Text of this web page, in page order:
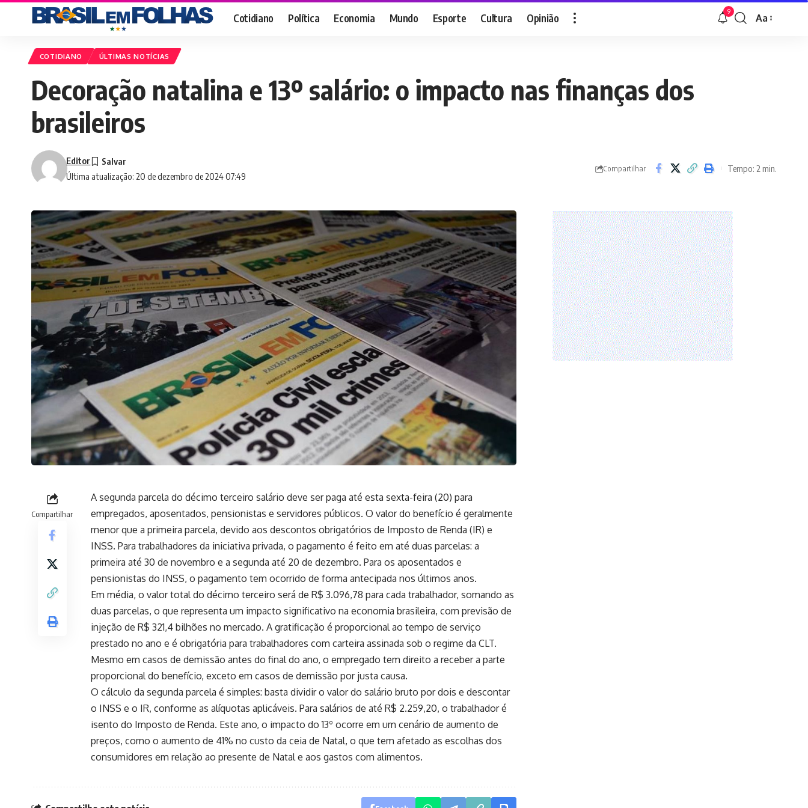
Cotidiano Política Economia Mundo Esporte Cultura Opinião 9
Font
Aa
COTIDIANO ÚLTIMAS NOTÍCIAS
Decoração natalina e 13º salário: o impacto nas finanças dos
brasileiros
Última atualização: 20 de dezembro de 2024 07:49
Editor
Compartilhar Tempo: 2 min.
Compartilhar
A segunda parcela do décimo terceiro salário deve ser paga até esta sexta-feira (20) para
empregados, aposentados, pensionistas e servidores públicos. O valor do benefício é geralmente
menor que a primeira parcela, devido aos descontos obrigatórios de Imposto de Renda (IR) e
INSS. Para trabalhadores da iniciativa privada, o pagamento é feito em até duas parcelas: a
primeira até 30 de novembro e a segunda até 20 de dezembro. Para os aposentados e
pensionistas do INSS, o pagamento tem ocorrido de forma antecipada nos últimos anos.
Em média, o valor total do décimo terceiro será de R$ 3.096,78 para cada trabalhador, somando as
duas parcelas, o que representa um impacto significativo na economia brasileira, com previsão de
injeção de R$ 321,4 bilhões no mercado. A gratificação é proporcional ao tempo de serviço
prestado no ano e é obrigatória para trabalhadores com carteira assinada sob o regime da CLT.
Mesmo em casos de demissão antes do final do ano, o empregado tem direito a receber a parte
proporcional do benefício, exceto em casos de demissão por justa causa.
O cálculo da segunda parcela é simples: basta dividir o valor do salário bruto por dois e descontar
o INSS e o IR, conforme as alíquotas aplicáveis. Para salários de até R$ 2.259,20, o trabalhador é
isento do Imposto de Renda. Este ano, o impacto do 13º ocorre em um cenário de aumento de
preços, como o aumento de 41% no custo da ceia de Natal, o que tem afetado as escolhas dos
consumidores em relação ao presente de Natal e aos gastos com alimentos.